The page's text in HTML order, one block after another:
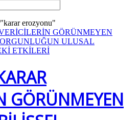
erozyonu"
GÖRÜNMEYEN